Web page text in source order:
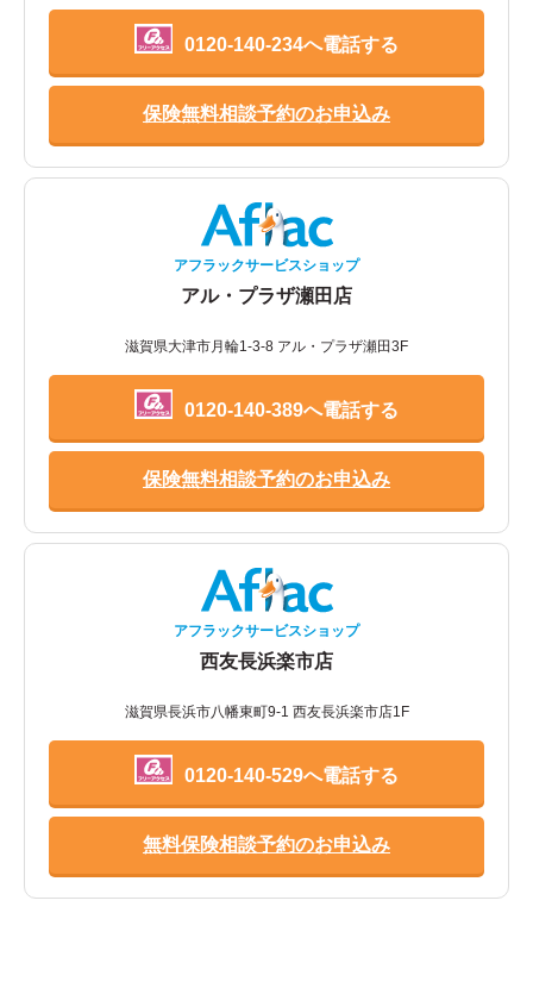
0120-140-234へ電話する
保険無料相談予約のお申込み
アフラックサービスショップ
アル・プラザ瀬田店
滋賀県大津市月輪1-3-8 アル・プラザ瀬田3F
0120-140-389へ電話する
保険無料相談予約のお申込み
アフラックサービスショップ
西友長浜楽市店
滋賀県長浜市八幡東町9-1 西友長浜楽市店1F
0120-140-529へ電話する
無料保険相談予約のお申込み